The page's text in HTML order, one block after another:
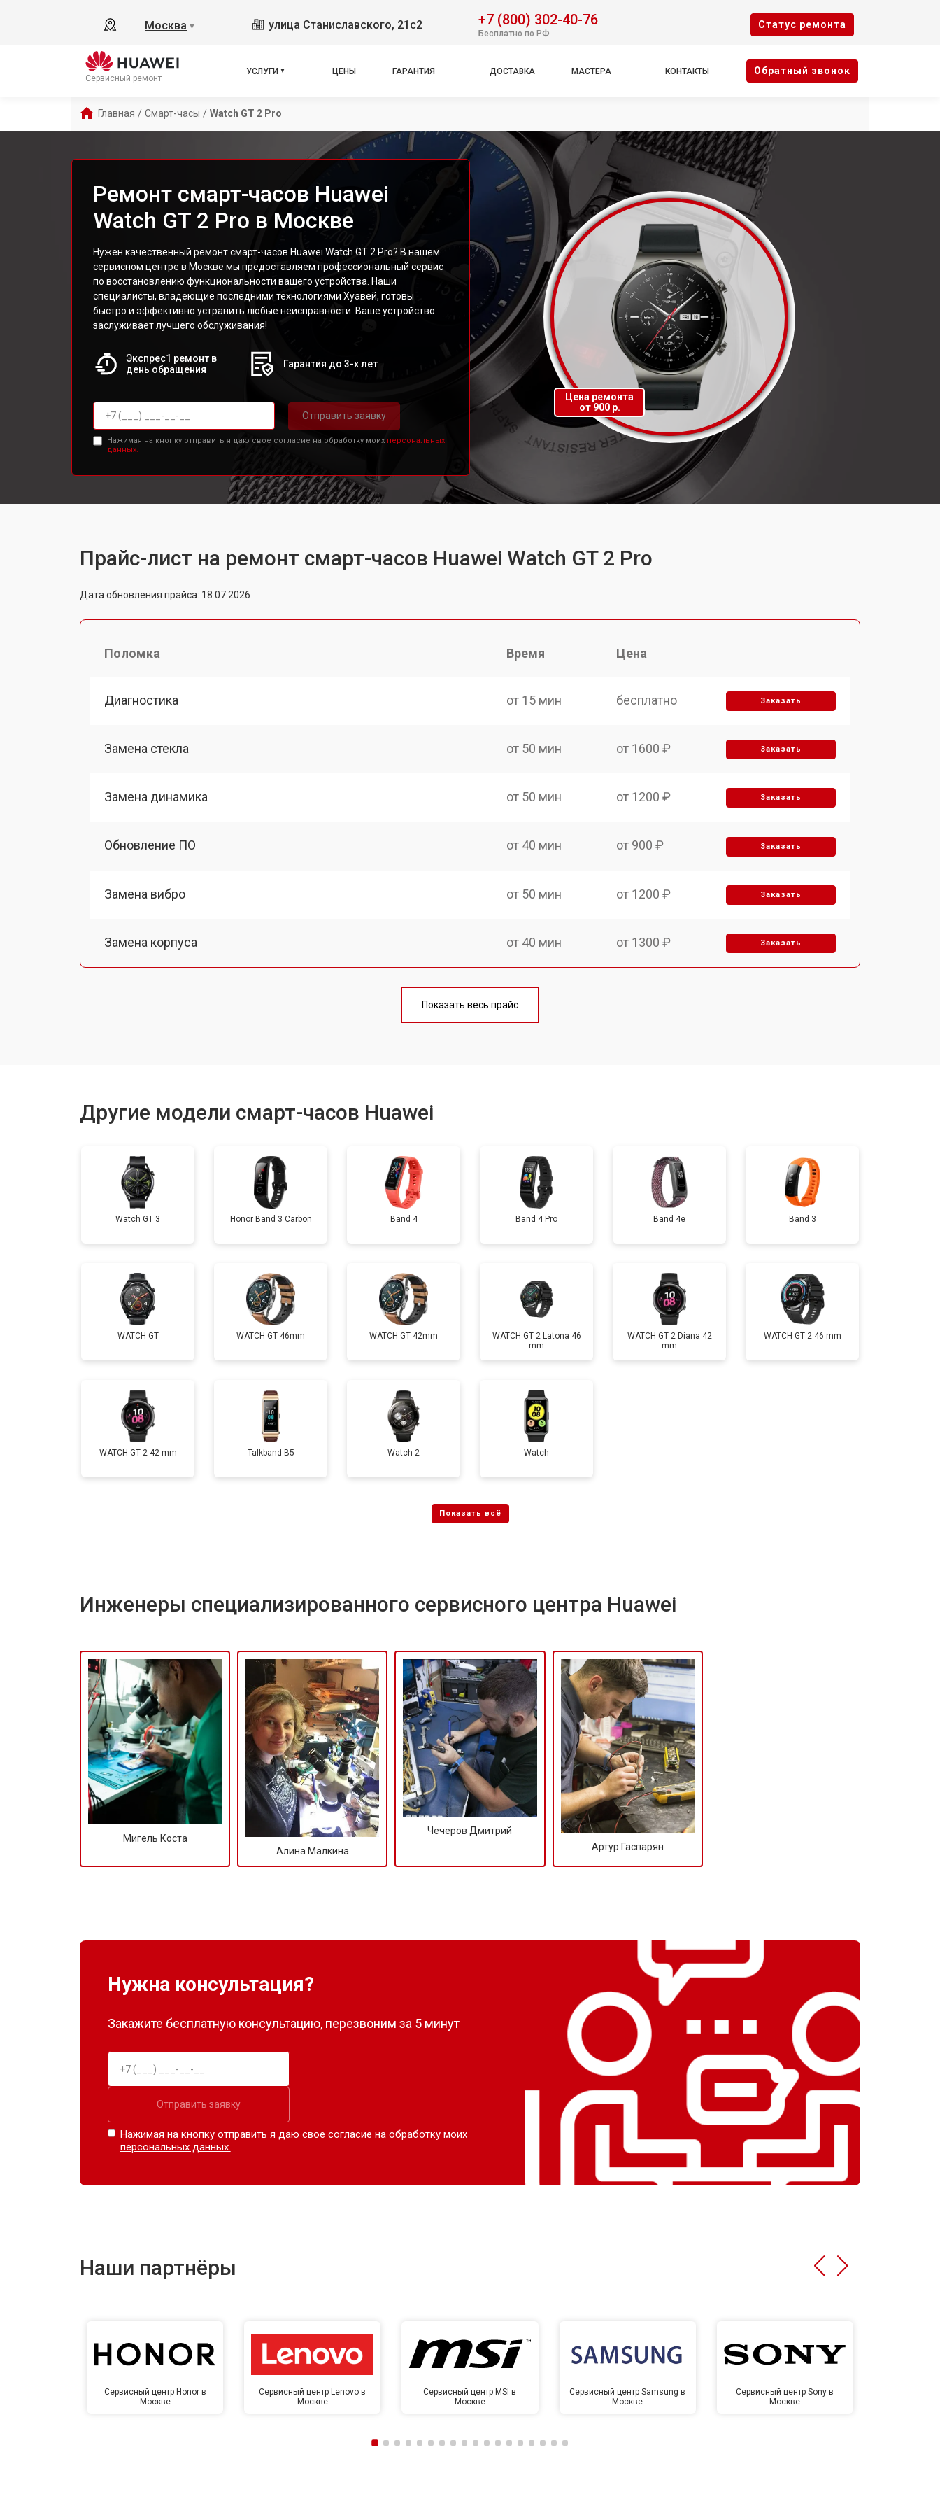
Москва ▼ улица Станиславского, 21с2 +7 (800) 302-40-76
Бесплатно по РФ
Cтатус ремонта
Сервисный ремонт
УСЛУГИ ЦЕНЫ ГАРАНТИЯ ДОСТАВКА МАСТЕРА КОНТАКТЫ Oбратный звонок
Главная / Смарт-часы / Watch GT 2 Pro
Ремонт смарт-часов Huawei
Watch GT 2 Pro в Москве
Нужен качественный ремонт смарт-часов Huawei Watch GT 2 Pro? В нашем
сервисном центре в Москве мы предоставляем профессиональный сервис
по восстановлению функциональности вашего устройства. Наши
специалисты, владеющие последними технологиями Хуавей, готовы
быстро и эффективно устранить любые неисправности. Ваше устройство
заслуживает лучшего обслуживания!
Экспрес1 ремонт в
день обращения
Гарантия до 3-х лет
Отправить заявку
Нажимая на кнопку отправить я даю свое согласие на обработку моих персональных
данных.
Цена ремонта
от 900 р.
Прайс-лист на ремонт смарт-часов Huawei Watch GT 2 Pro
Дата обновления прайса: 18.07.2026
Поломка Время Цена
Диагностика от 15 мин бесплатно Заказать
Замена стекла от 50 мин от 1600 ₽ Заказать
Замена динамика от 50 мин от 1200 ₽ Заказать
Обновление ПО от 40 мин от 900 ₽ Заказать
Замена вибро от 50 мин от 1200 ₽ Заказать
Замена корпуса от 40 мин от 1300 ₽ Заказать
от 60 мин
Замена кнопки включения от 60 мин от 1500 ₽ Заказать
Замена Bluetooth от 70 мин от 2000 ₽ Заказать
Показать весь прайс
Другие модели смарт-часов Huawei
Watch GT 3 Honor Band 3 Carbon Band 4 Band 4 Pro Band 4e Band 3
WATCH GT WATCH GT 46mm WATCH GT 42mm
WATCH GT 2 Latona 46
mm
WATCH GT 2 Diana 42
mm
WATCH GT 2 46 mm
WATCH GT 2 42 mm Talkband B5 Watch 2 Watch
Инженеры специализированного сервисного центра Huawei
Мигель Коста
Алина Малкина
Чечеров Дмитрий
Артур Гаспарян
Нужна консультация?
Закажите бесплатную консультацию, перезвоним за 5 минут
Отправить заявку
Нажимая на кнопку отправить я даю свое согласие на обработку моих
персональных данных.
Наши партнёры
Сервисный центр Honor в
Москве
Сервисный центр Lenovo в
Москве
Сервисный центр MSI в
Москве
Сервисный центр Samsung в
Москве
Сервисный центр Sony в
Москве